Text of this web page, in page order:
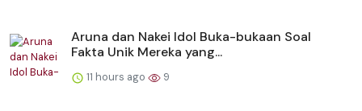
Aruna dan Nakei Idol Buka-bukaan Soal
Fakta Unik Mereka yang...
11 hours ago 9